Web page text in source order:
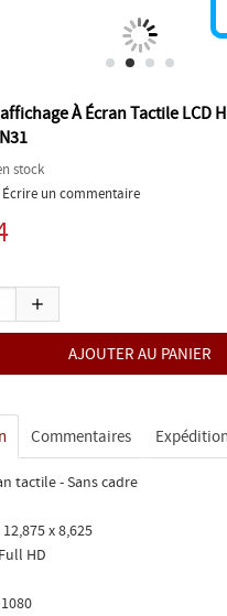
À Écran Tactile LCD
stock
Écrire un commentaire
Commentaires
tactile - Sans cadre
x 8,625
HD